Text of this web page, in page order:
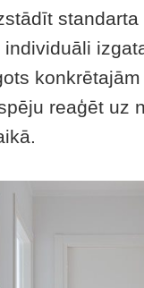
individuāli
reaģēt uz